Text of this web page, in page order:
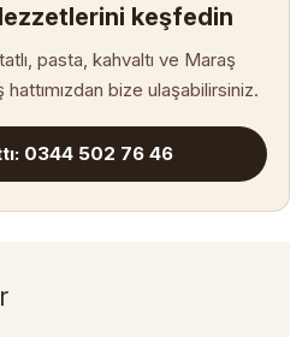
keşfedin
pasta, kahvaltı ve Maraş
bize ulaşabilirsiniz.
0344 502 76 46